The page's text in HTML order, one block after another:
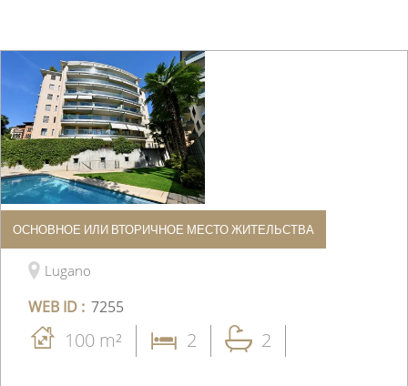
ОСНОВНОЕ ИЛИ ВТОРИЧНОЕ МЕСТО ЖИТЕЛЬСТВА
Квартира
Lugano
WEB ID : 7255
100 m² 2 2